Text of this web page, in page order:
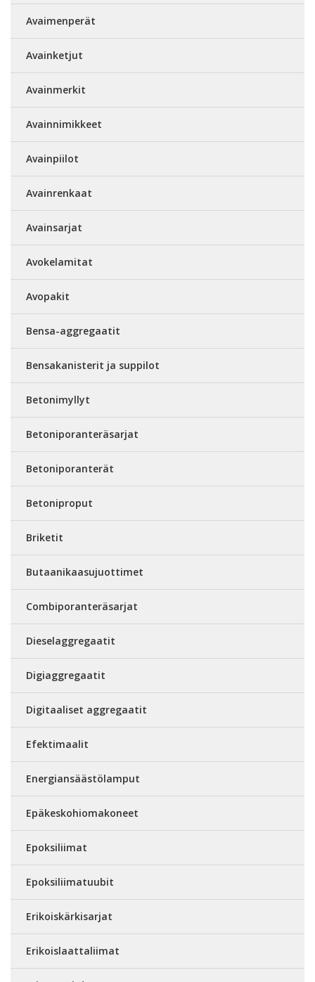
Avaimenperät
Avainketjut
Avainmerkit
Avainnimikkeet
Avainpiilot
Avainrenkaat
Avainsarjat
Avokelamitat
Avopakit
Bensa-aggregaatit
Bensakanisterit ja suppilot
Betonimyllyt
Betoniporanteräsarjat
Betoniporanterät
Betoniproput
Briketit
Butaanikaasujuottimet
Combiporanteräsarjat
Dieselaggregaatit
Digiaggregaatit
Digitaaliset aggregaatit
Efektimaalit
Energiansäästölamput
Epäkeskohiomakoneet
Epoksiliimat
Epoksiliimatuubit
Erikoiskärkisarjat
Erikoislaattaliimat